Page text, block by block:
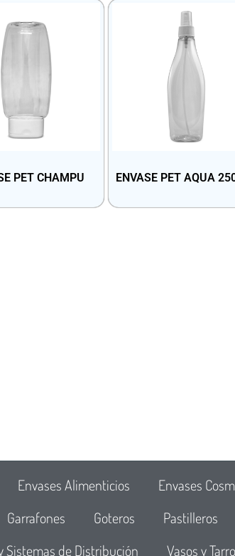
PET CHAMPU ENVASE PET AQUA
Envases Alimenticios Envases
Garrafones Goteros Pastilleros
Sistemas de Distribución
Vasos y